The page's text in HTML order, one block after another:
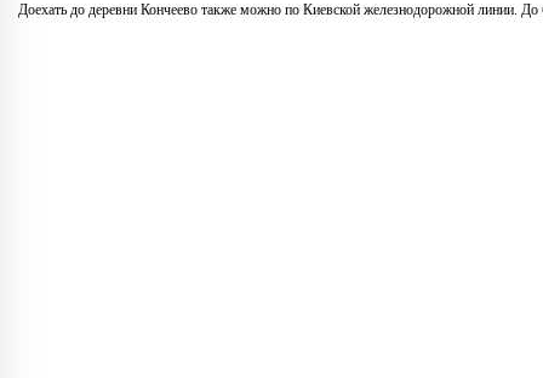
Доехать до деревни Кончеево также можно по Киевской железнодорожной линии.